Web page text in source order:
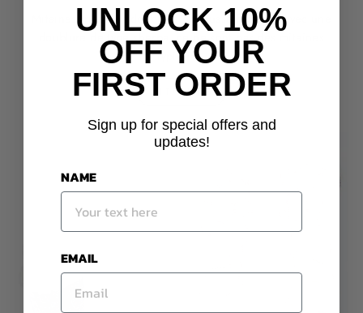
Mitaines tricotées doublées de fausse fourrure avec une
doublure de type sherpa, ce ne sont pas des mitaines
typiques.
MITAINES
UNLOCK 10%
OFF YOUR
FIRST ORDER
Sign up for special offers and
updates!
NAME
EMAIL